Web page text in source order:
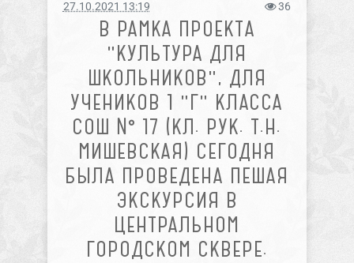
27.10.2021 13:19 36
В РАМКА ПРОЕКТА
"КУЛЬТУРА ДЛЯ
ШКОЛЬНИКОВ", ДЛЯ
УЧЕНИКОВ 1 "Г" КЛАССА
СОШ № 17 (КЛ. РУК. Т.Н.
МИШЕВСКАЯ) СЕГОДНЯ
БЫЛА ПРОВЕДЕНА ПЕШАЯ
ЭКСКУРСИЯ В
ЦЕНТРАЛЬНОМ
ГОРОДСКОМ СКВЕРЕ.